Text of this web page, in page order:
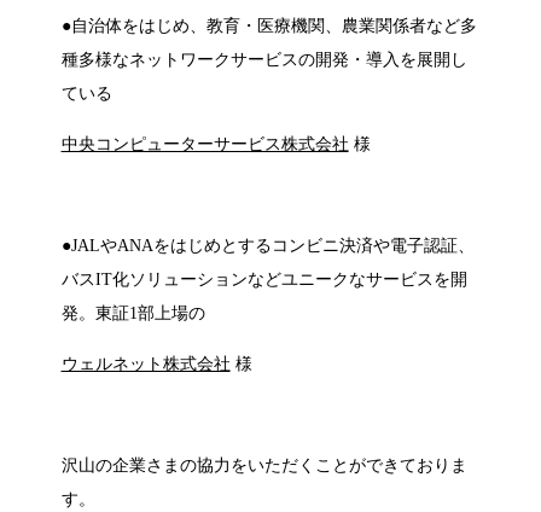
●自治体をはじめ、教育・医療機関、農業関係者など多
種多様なネットワークサービスの開発・導入を展開し
ている
中央コンピューターサービス株式会社 様
●JALやANAをはじめとするコンビニ決済や電子認証、
バスIT化ソリューションなどユニークなサービスを開
発。東証1部上場の
ウェルネット株式会社 様
沢山の企業さまの協力をいただくことができておりま
す。